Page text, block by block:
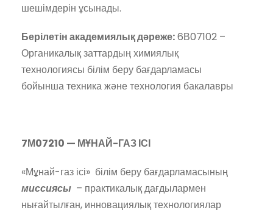
шешімдерін ұсынады.
Берілетін академиялық дәреже:6В07102 –
Органикалық заттардың химиялық
технологиясы білім беру бағдарламасы
бойынша техника және технология бакалавры
7М07210 — МҰНАЙ-ГАЗ ІСІ
«Мұнай-газ ісі» білім беру бағдарламасының
миссиясы – практикалық дағдылармен
нығайтылған, инновациялық технологиялар